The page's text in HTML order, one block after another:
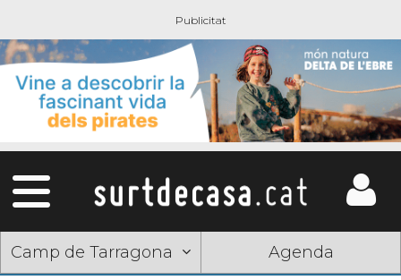
Camp de Tarragona Agenda